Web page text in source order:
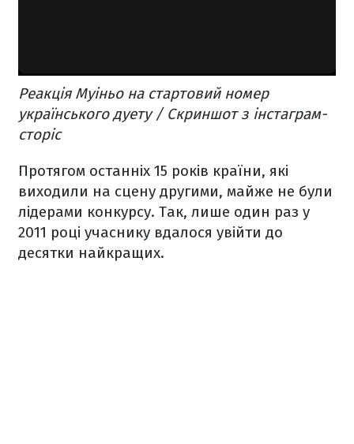
Реакція Муіньо на стартовий номер
українського дуету / Скриншот з інстаграм-
сторіс
Протягом останніх 15 років країни, які
виходили на сцену другими, майже не були
лідерами конкурсу. Так, лише один раз у
2011 році учаснику вдалося увійти до
десятки найкращих.